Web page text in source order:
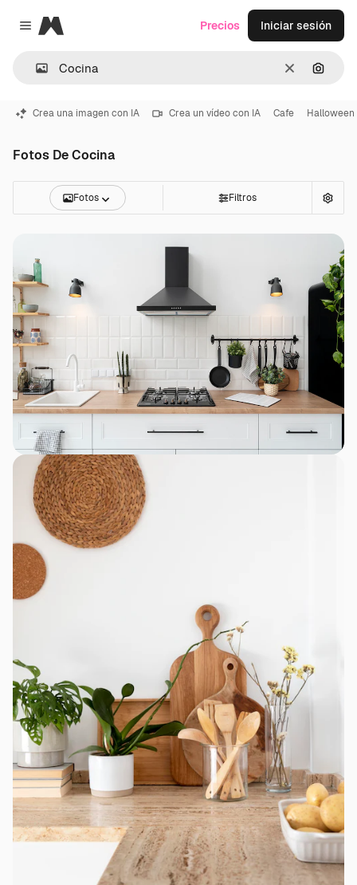
Close menu
Magnific
Borrar
Precios Iniciar sesión
Crea una imagen con IA Crea un vídeo con IA Cafe Halloween
Fotos De Cocina
Fotos Filtros